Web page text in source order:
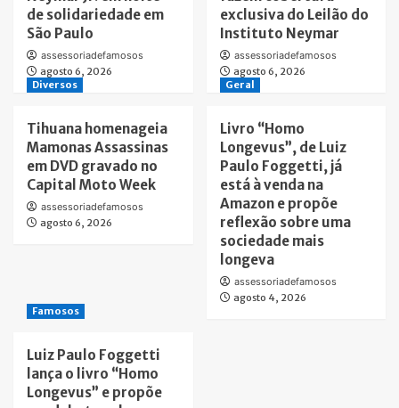
de solidariedade em
São Paulo
assessoriadefamosos
agosto 6, 2026
exclusiva do Leilão do
Instituto Neymar
assessoriadefamosos
agosto 6, 2026
Diversos
Tihuana homenageia
Mamonas Assassinas
em DVD gravado no
Capital Moto Week
assessoriadefamosos
agosto 6, 2026
Geral
Livro “Homo
Longevus”, de Luiz
Paulo Foggetti, já
está à venda na
Amazon e propõe
reflexão sobre uma
sociedade mais
longeva
assessoriadefamosos
agosto 4, 2026
Famosos
Luiz Paulo Foggetti
lança o livro “Homo
Longevus” e propõe